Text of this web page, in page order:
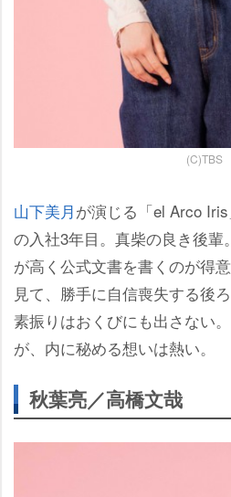
(C)TBS
山下美月が演じる「el Arco
の入社3年目。真柴の良き後輩
が高く公式文書を書くのが得
見て、勝手に自信喪失する後
素振りはおくびにも出さない
が、内に秘める想いは熱い。
秋葉亮／高橋文哉